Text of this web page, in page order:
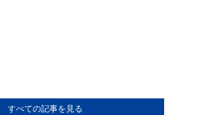
すべての記事を見る